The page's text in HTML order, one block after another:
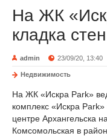
На ЖК
кладка
admin 23/09/20, 13:40
Недвижимость
На ЖК «Искра Park»
комплекс «Искра
центре Архангельска
Комсомольская в